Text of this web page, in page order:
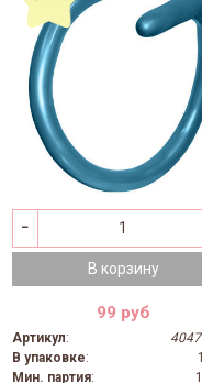
В корзину
99 руб
Артикул:
В упаковке:
Мин. партия: